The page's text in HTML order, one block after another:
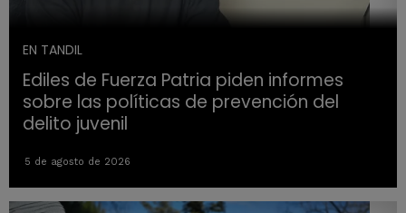
EN TANDIL
Ediles de Fuerza Patria piden informes
sobre las políticas de prevención del
delito juvenil
5 de agosto de 2026